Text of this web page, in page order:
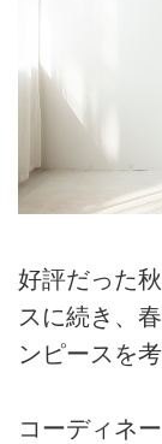
好評だった
スに続き、
ンピースを
コーディネ